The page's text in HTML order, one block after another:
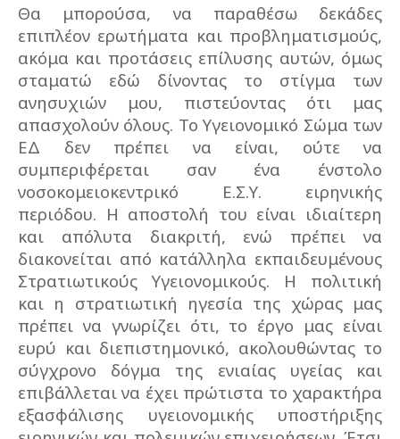
Θα μπορούσα, να παραθέσω δεκάδες
επιπλέον ερωτήματα και προβληματισμούς,
ακόμα και προτάσεις επίλυσης αυτών, όμως
σταματώ εδώ δίνοντας το στίγμα των
ανησυχιών μου, πιστεύοντας ότι μας
απασχολούν όλους. Το Υγειονομικό Σώμα των
ΕΔ δεν πρέπει να είναι, ούτε να
συμπεριφέρεται σαν ένα ένστολο
νοσοκομειοκεντρικό Ε.Σ.Υ. ειρηνικής
περιόδου. Η αποστολή του είναι ιδιαίτερη
και απόλυτα διακριτή, ενώ πρέπει να
διακονείται από κατάλληλα εκπαιδευμένους
Στρατιωτικούς Υγειονομικούς. Η πολιτική
και η στρατιωτική ηγεσία της χώρας μας
πρέπει να γνωρίζει ότι, το έργο μας είναι
ευρύ και διεπιστημονικό, ακολουθώντας το
σύγχρονο δόγμα της ενιαίας υγείας και
επιβάλλεται να έχει πρώτιστα το χαρακτήρα
εξασφάλισης υγειονομικής υποστήριξης